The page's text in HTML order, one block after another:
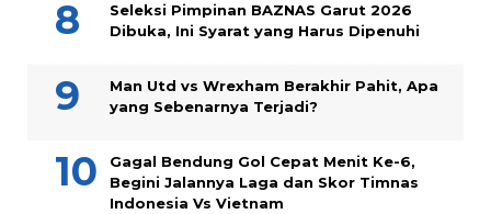
Seleksi Pimpinan BAZNAS Garut 2026
Dibuka, Ini Syarat yang Harus Dipenuhi
Man Utd vs Wrexham Berakhir Pahit, Apa
yang Sebenarnya Terjadi?
Gagal Bendung Gol Cepat Menit Ke-6,
Begini Jalannya Laga dan Skor Timnas
Indonesia Vs Vietnam